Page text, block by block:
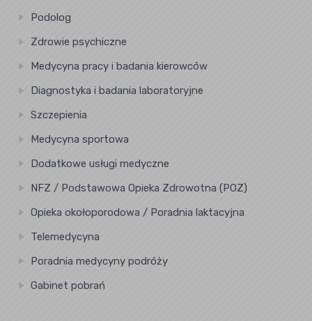
Podolog
Zdrowie psychiczne
Medycyna pracy i badania kierowców
Diagnostyka i badania laboratoryjne
Szczepienia
Medycyna sportowa
Dodatkowe usługi medyczne
NFZ / Podstawowa Opieka Zdrowotna (POZ)
Opieka okołoporodowa / Poradnia laktacyjna
Telemedycyna
Poradnia medycyny podróży
Gabinet pobrań